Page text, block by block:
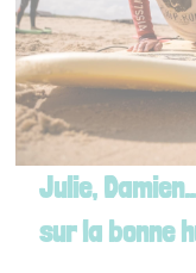
Julie,
sur la bonne